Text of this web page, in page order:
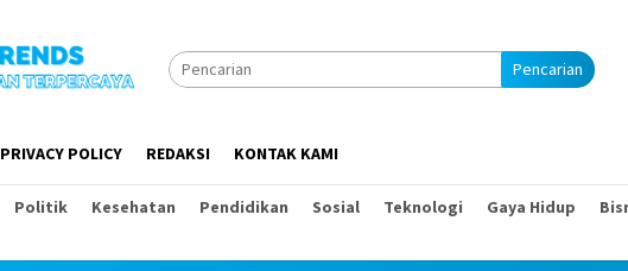
Pencarian
PRIVACY POLICY REDAKSI KONTAK KAMI
Politik Kesehatan Pendidikan Sosial Teknologi Gaya Hidup